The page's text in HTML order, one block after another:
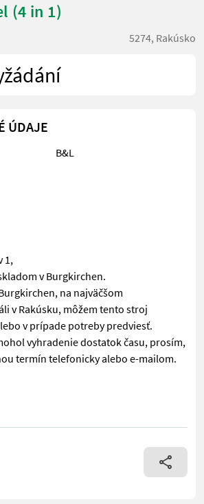
(4 in 1)
5274, Rakúsko
ÚDAJE
B&L
1,
v Burgkirchen.
na najväčšom
v Rakúsku, môžem tento stroj
v prípade potreby predviesť.
vyhradenie dostatok času, prosím,
termín telefonicky alebo e-mailom.
1, Toto zariadenie je skladom v